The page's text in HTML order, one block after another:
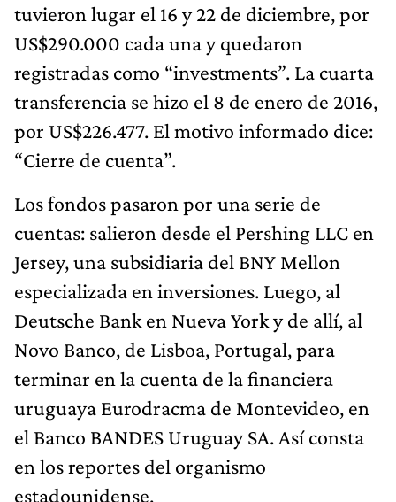
tuvieron lugar el 16 y 22 de diciembre, por
US$290.000 cada una y quedaron
registradas como “investments”. La cuarta
transferencia se hizo el 8 de enero de 2016,
por US$226.477. El motivo informado dice:
“Cierre de cuenta”.
Los fondos pasaron por una serie de
cuentas: salieron desde el Pershing LLC en
Jersey, una subsidiaria del BNY Mellon
especializada en inversiones. Luego, al
Deutsche Bank en Nueva York y de allí, al
Novo Banco, de Lisboa, Portugal, para
terminar en la cuenta de la financiera
uruguaya Eurodracma de Montevideo, en
el Banco BANDES Uruguay SA. Así consta
en los reportes del organismo
estadounidense.